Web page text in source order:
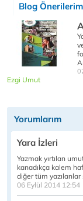
Blog Önerilerim
Ezgi Umut
Yorumlarım
Yara İzleri
Yazmak yırtılan
kanadıkça kalem
diğer tüm yazılanlar
06 Eylül 2014 12:54